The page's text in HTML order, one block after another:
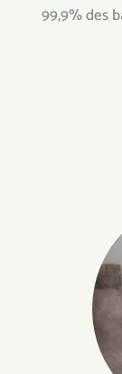
99,9% des